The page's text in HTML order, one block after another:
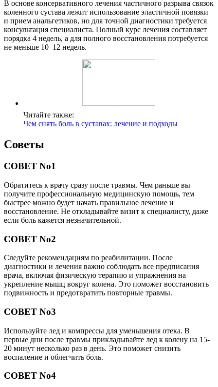
В основе консервативного лечения частичного разрыва связок
коленного сустава лежит использование эластичной повязки
и прием анальгетиков, но для точной диагностики требуется
консультация специалиста. Полный курс лечения составляет
порядка 4 недель, а для полного восстановления потребуется
не меньше 10–12 недель.
Читайте также:
Чем снять боль в суставах: лечение и подходы
Советы
СОВЕТ No1
Обратитесь к врачу сразу после травмы. Чем раньше вы
получите профессиональную медицинскую помощь, тем
быстрее можно будет начать правильное лечение и
восстановление. Не откладывайте визит к специалисту, даже
если боль кажется незначительной.
СОВЕТ No2
Следуйте рекомендациям по реабилитации. После
диагностики и лечения важно соблюдать все предписания
врача, включая физическую терапию и упражнения на
укрепление мышц вокруг колена. Это поможет восстановить
подвижность и предотвратить повторные травмы.
СОВЕТ No3
Используйте лед и компрессы для уменьшения отека. В
первые дни после травмы прикладывайте лед к колену на 15-
20 минут несколько раз в день. Это поможет снизить
воспаление и облегчить боль.
СОВЕТ No4